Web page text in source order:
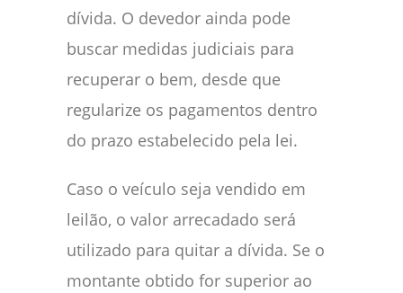
dívida. O devedor ainda pode
buscar medidas judiciais para
recuperar o bem, desde que
regularize os pagamentos dentro
do prazo estabelecido pela lei.
Caso o veículo seja vendido em
leilão, o valor arrecadado será
utilizado para quitar a dívida. Se o
montante obtido for superior ao